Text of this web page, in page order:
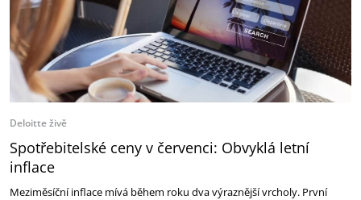
Deloitte živě
Spotřebitelské ceny v červenci: Obvyklá letní
inflace
Meziměsíční inflace mívá během roku dva výraznější vrcholy. První